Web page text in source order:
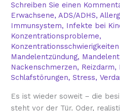
Schreiben Sie einen
Erwachsene,ADS/ADHS,
Immunsystem, Infekte bei
Konzentrationsprobleme,
Mandelentzündung,
Nackenschmerzen, Reizdarm,
Schlafstörungen,Stress,
Es ist wieder soweit – die
steht vor der Tür. Oder,
zum
Entstressen